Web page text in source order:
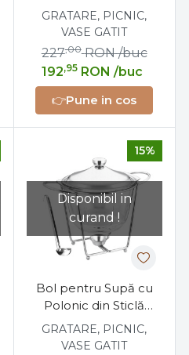
Home
GRATARE, PICNIC,
VASE GATIT
192,95 RON /buc
227,00 RON /buc
👉Pune in cos
Disponibil in
curand !
15%
Bol pentru Supă cu
Polonic din Sticlă
Termorezistentă și
Suport – Capacitate 4
GRATARE, PICNIC,
VASE GATIT